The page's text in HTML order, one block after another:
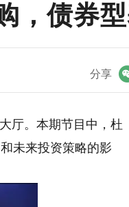
，债券
分享
厅。本期节目中，杜
未来投资策略的影